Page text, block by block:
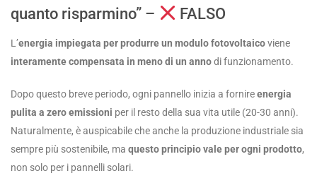
quanto risparmino” –
FALSO
L’energia impiegata per produrre un modulo fotovoltaicoviene
interamente compensata in meno di un annodi funzionamento.
Dopo questo breve periodo, ogni pannello inizia a fornireenergia
pulita a zero emissioni per il resto della sua vita utile (20-30 anni).
Naturalmente, è auspicabile che anche la produzione industriale sia
sempre più sostenibile, ma questo principio vale per ogni prodotto,
non solo per i pannelli solari.